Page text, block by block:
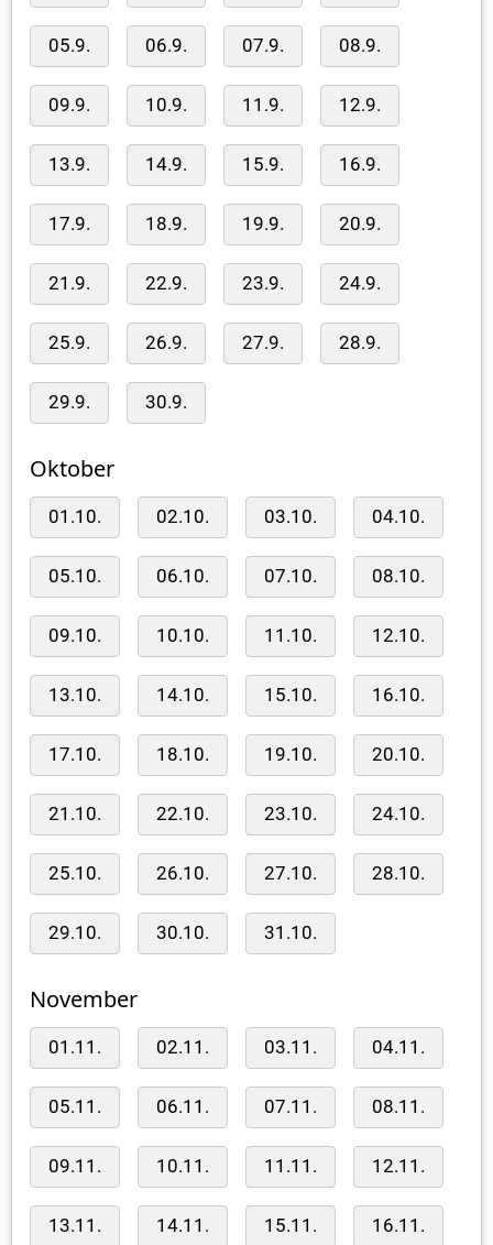
05.9. 06.9. 07.9. 08.9.
09.9. 10.9. 11.9. 12.9.
13.9. 14.9. 15.9. 16.9.
17.9. 18.9. 19.9. 20.9.
21.9. 22.9. 23.9. 24.9.
25.9. 26.9. 27.9. 28.9.
29.9. 30.9.
Oktober
01.10. 02.10. 03.10. 04.10.
05.10. 06.10. 07.10. 08.10.
09.10. 10.10. 11.10. 12.10.
13.10. 14.10. 15.10. 16.10.
17.10. 18.10. 19.10. 20.10.
21.10. 22.10. 23.10. 24.10.
25.10. 26.10. 27.10. 28.10.
29.10. 30.10. 31.10.
November
01.11. 02.11. 03.11. 04.11.
05.11. 06.11. 07.11. 08.11.
09.11. 10.11. 11.11. 12.11.
13.11. 14.11. 15.11. 16.11.